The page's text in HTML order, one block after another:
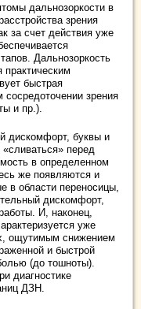
дальнозоркости в
зрения
за счет действия уже
Дальнозоркость
практическим
быстрая
сосредоточении зрения
и пр.).
дискомфорт, буквы и
перед
в определенном
же появляются и
в области переносицы,
дискомфорт,
И, наконец,
уже
ощутимым снижением
и быстрой
(до тошноты).
диагностике
ДЗН.